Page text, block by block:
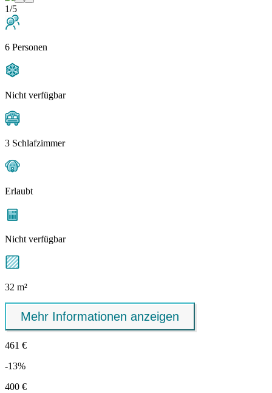
1/5
6 Personen
Nicht verfügbar
3 Schlafzimmer
Erlaubt
Nicht verfügbar
32 m²
Mehr Informationen anzeigen
461 €
-13%
400 €